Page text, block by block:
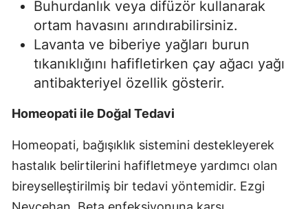
Buhurdanlık veya difüzör kullanarak
ortam havasını arındırabilirsiniz.
Lavanta ve biberiye yağları burun
tıkanıklığını hafifletirken çay ağacı yağı
antibakteriyel özellik gösterir.
Homeopati ile Doğal Tedavi
Homeopati, bağışıklık sistemini destekleyerek
hastalık belirtilerini hafifletmeye yardımcı olan
bireyselleştirilmiş bir tedavi yöntemidir. Ezgi